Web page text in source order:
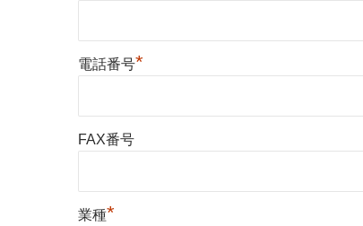
電話番号*
FAX番号
業種*